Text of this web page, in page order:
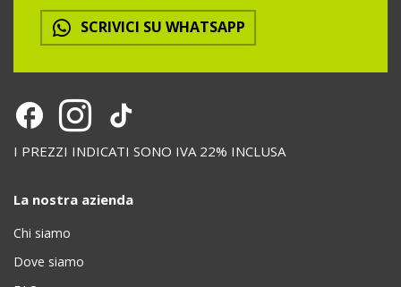
SCRIVICI SU WHATSAPP
I PREZZI INDICATI SONO IVA 22% INCLUSA
La nostra azienda
Chi siamo
Dove siamo